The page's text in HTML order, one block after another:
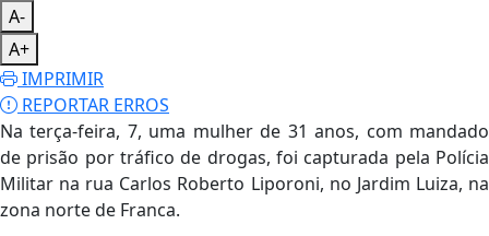
A-
A+
IMPRIMIR
REPORTAR ERROS
Na terça-feira, 7, uma mulher de 31 anos, com mandado
de prisão por tráfico de drogas, foi capturada pela Polícia
Militar na rua Carlos Roberto Liporoni, no Jardim Luiza, na
zona norte de Franca.